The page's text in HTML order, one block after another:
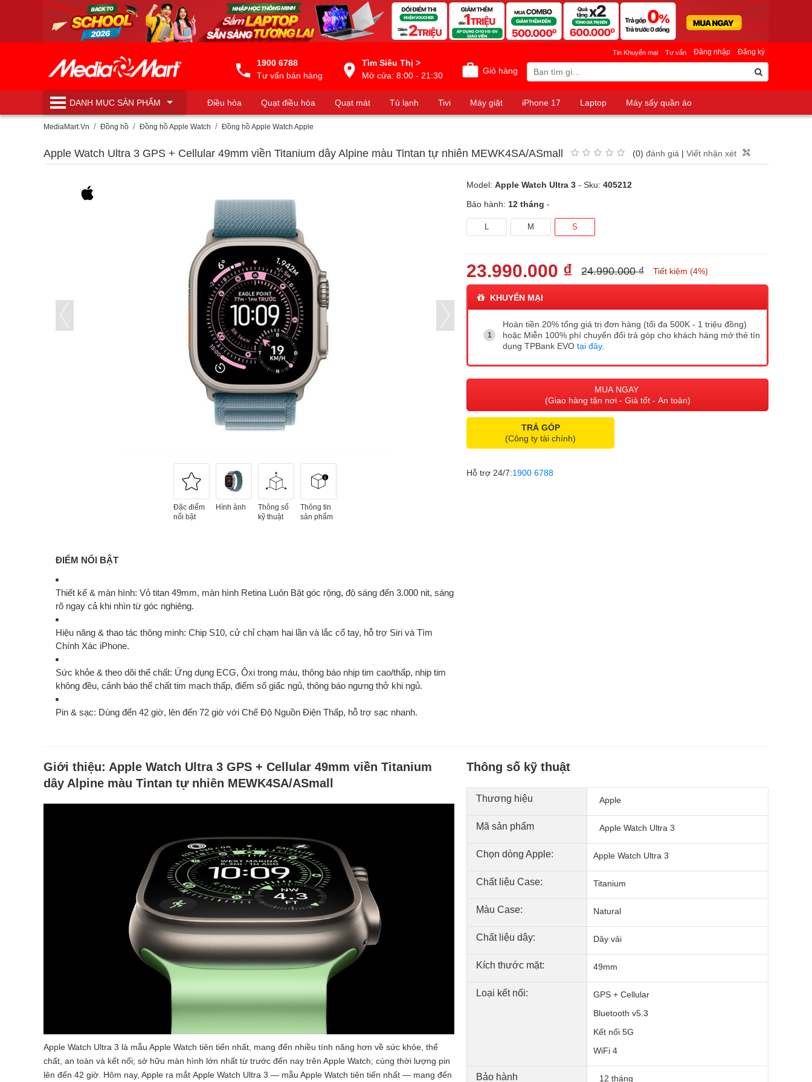
1900 6788
Tư vấn bán hàng
Tìm Siêu Thị >
Mở cửa: 8:00 - 21:30
Giỏ hàng
Đăng nhập Đăng ký
Tin Khuyến mại Tư vấn
DANH MỤCSẢN PHẨM Điều hòa Quạt điều hòa Quạt mát Tủ lạnh Tivi Máy giặt iPhone 17 Laptop
Máy sấy quần áo
Máy lọc nước
MediaMart.Vn Đồng hồ Đồng hồ Apple Watch Đồng hồ Apple Watch Apple
Apple Watch Ultra 3 GPS + Cellular 49mm viền Titanium dây Alpine màu Tintan tự nhiên MEWK4SA/ASmall (0) đánh giá | Viết nhận xét
Đặc điểm
nổi bật
Hình ảnh
Thông số
kỹ thuật
Thông tin
sản phẩm
ĐIỂM NỔI BẬT
Thiết kế & màn hình: Vỏ titan 49mm, màn hình Retina Luôn Bật góc rộng, độ sáng đến 3.000 nit, sáng
rõ ngay cả khi nhìn từ góc nghiêng.
Hiệu năng & thao tác thông minh: Chip S10, cử chỉ chạm hai lần và lắc cổ tay, hỗ trợ Siri và Tìm
Chính Xác iPhone.
Sức khỏe & theo dõi thể chất: Ứng dụng ECG, Ôxi trong máu, thông báo nhịp tim cao/thấp, nhịp tim
không đều, cảnh báo thể chất tim mạch thấp, điểm số giấc ngủ, thông báo ngưng thở khi ngủ.
Pin & sạc: Dùng đến 42 giờ, lên đến 72 giờ với Chế Độ Nguồn Điện Thấp, hỗ trợ sạc nhanh.
Model: Apple Watch Ultra 3 - Sku: 405212
Bảo hành: 12 tháng -
L M S
23.990.000 ₫ 24.990.000 ₫ Tiết kiệm (4%)
KHUYẾN MẠI
Hoàn tiền 20% tổng giá trị đơn hàng (tối đa 500K - 1 triệu đồng)
hoặc Miễn 100% phí chuyển đổi trả góp cho khách hàng mở thẻ tín
dụng TPBank EVO tại đây.
MUA NGAY
(Giao hàng tận nơi - Giá tốt - An toàn)
TRẢ GÓP
(Công ty tài chính)
Hỗ trợ 24/7:1900 6788
Giới thiệu: Apple Watch Ultra 3 GPS + Cellular 49mm viền Titanium
dây Alpine màu Tintan tự nhiên MEWK4SA/ASmall
Apple Watch Ultra 3 là mẫu Apple Watch tiên tiến nhất, mang đến nhiều tính năng hơn về sức khỏe, thể
chất, an toàn và kết nối; sở hữu màn hình lớn nhất từ trước đến nay trên Apple Watch; cùng thời lượng pin
lên đến 42 giờ. Hôm nay, Apple ra mắt Apple Watch Ultra 3 — mẫu Apple Watch tiên tiến nhất — mang đến
Thông số kỹ thuật
Thương hiệu Apple
Mã sản phẩm Apple Watch Ultra 3
Chọn dòng Apple: Apple Watch Ultra 3
Chất liệu Case: Titanium
Màu Case: Natural
Chất liệu dây: Dây vải
Kích thước mặt: 49mm
Loại kết nối:
GPS + Cellular
Bluetooth v5.3
Kết nối 5G
WiFi 4
Bảo hành 12 tháng